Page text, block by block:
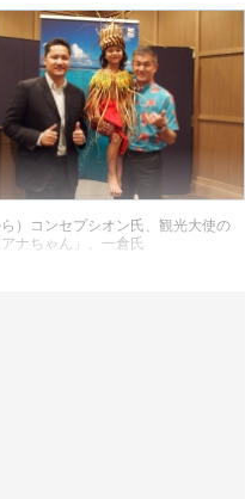
ら）コンセプシオン氏、観光大使の
アナちゃん」、一倉氏